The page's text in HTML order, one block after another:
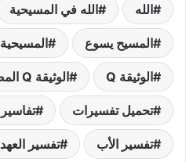
الله الله في المسيحية
المسيح يسوع المسيحية
الوثيقة Q الوثيقة Q المصدر
تحميل تفسيرات تفاسير
تفسير الأب تفسير العهد